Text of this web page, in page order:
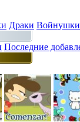
Драки Войнушки
Последние